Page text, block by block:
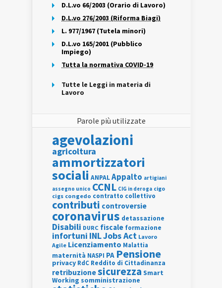
D.L.vo 66/2003 (Orario di Lavoro)
D.L.vo 276/2003 (Riforma Biagi)
L. 977/1967 (Tutela minori)
D.L.vo 165/2001 (Pubblico
Impiego)
Tutta la normativa COVID-19
Tutte le Leggi in materia di
Lavoro
Parole più utilizzate
agevolazioni
agricoltura
ammortizzatori
sociali ANPALAppalto artigiani
assegno unico CCNL CIG in deroga cigo
cigs congedo contratto collettivo
contributi controversie
coronavirus detassazione
Disabili DURC fiscale formazione
infortuni INLJobs Act Lavoro
Agile Licenziamento Malattia
maternità NASPI PA Pensione
privacy RdC Reddito di Cittadinanza
retribuzionesicurezza Smart
Working somministrazione